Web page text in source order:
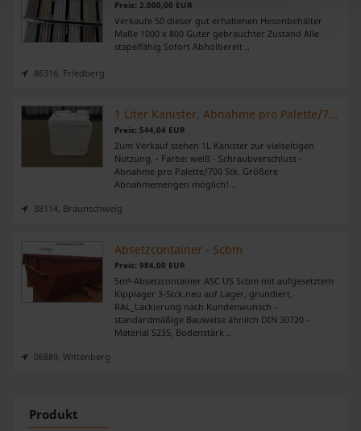
Abschnitt Einzelheiten fest.
Wir verwenden Cookies, um Inhalte und Anzeigen zu
personalisieren, Funktionen für soziale Medien anbieten
analysieren. Außerdem geben wir Informationen zu Ihrer
Verwendung unserer Website an unsere Partner für
soziale Medien, Werbung und Analysen weiter. Unsere
Partner führen diese Informationen möglicherweise mit
weiteren Daten zusammen, die Sie ihnen bereitgestellt
haben oder die sie im Rahmen Ihrer Nutzung der Dienste
Preis: 2.000,00 EUR
Verkaufe 50 dieser gut erhaltenen Hesonbehälter
Maße 1000 x 800 Guter gebrauchter Zustand Alle
stapelfähig Sofort Abholbereit ..
86316, Friedberg
1 Liter Kanister, Abnahme pro Palette/700 Stk.
Preis: 544,04 EUR
Zum Verkauf stehen 1L Kanister zur vielseitigen
Nutzung. - Farbe: weiß - Schraubverschluss -
Abnahme pro Palette/700 Stk. Größere
Abnahmemengen möglich! ..
38114, Braunschweig
Absetzcontainer - 5cbm
Preis: 984,00 EUR
5m³-Absetzcontainer ASC US 5cbm mit aufgesetztem
Kipplager 3-Stck.neu auf Lager, grundiert,
RAL_Lackierung nach Kundenwunsch -
standardmäßige Bauweise ähnlich DIN 30720 -
Material S235, Bodenstärk ..
06889, Wittenberg
Produkt